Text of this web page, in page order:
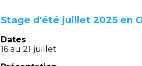
Stage d'été juillet 2025 en
Dates
16 au 21 juillet